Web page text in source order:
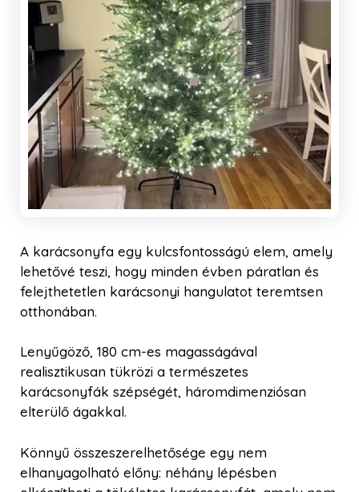
A karácsonyfa egy kulcsfontosságú elem, amely
lehetővé teszi, hogy minden évben páratlan és
felejthetetlen karácsonyi hangulatot teremtsen
otthonában.
Lenyűgöző, 180 cm-es magasságával
realisztikusan tükrözi a természetes
karácsonyfák szépségét, háromdimenziósan
elterülő ágakkal.
Könnyű összeszerelhetősége egy nem
elhanyagolható előny: néhány lépésben